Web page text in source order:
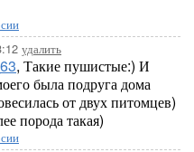
удалить
, Такие пушистые:) И
была подруга дома
от двух питомцев)
порода такая)